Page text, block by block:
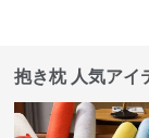
抱き枕 人気アイ